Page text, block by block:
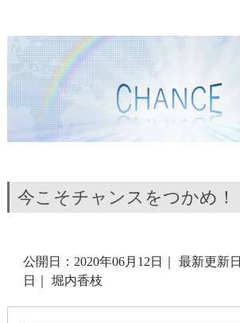
今こそチャンスをつかめ！
公開日：2020年06月12日
最新更新
日
堀内香枝